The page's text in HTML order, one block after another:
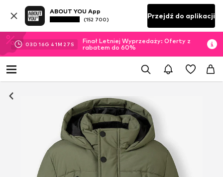
ABOUT YOU App
(152 700) Przejdź do aplikacji
03D 16G 41M 26 S
Finał Letniej Wyprzedaży: Oferty z
rabatem do 60%